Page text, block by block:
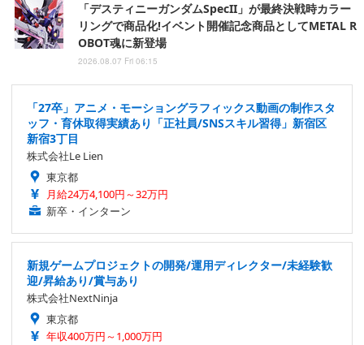
「デスティニーガンダムSpecII」が最終決戦時カラー
リングで商品化!イベント開催記念商品としてMETAL R
OBOT魂に新登場
2026.08.07 Fri 06:15
「27卒」アニメ・モーショングラフィックス動画の制作スタ
ッフ・育休取得実績あり「正社員/SNSスキル習得」新宿区
新宿3丁目
株式会社Le Lien
東京都
月給24万4,100円～32万円
新卒・インターン
新規ゲームプロジェクトの開発/運用ディレクター/未経験歓
迎/昇給あり/賞与あり
株式会社NextNinja
東京都
年収400万円～1,000万円